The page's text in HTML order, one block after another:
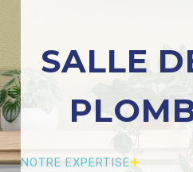
SALLE
NOTRE EXPERTISE